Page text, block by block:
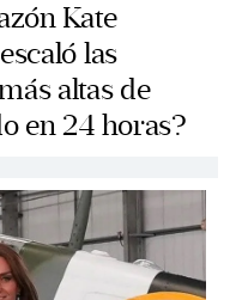
Kate
las
altas de
en 24 horas?